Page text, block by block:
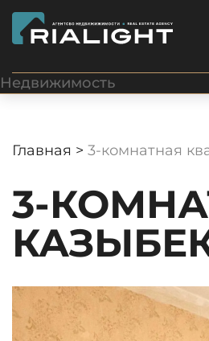
Недвижимость
Главная > 3-комнатная
3-